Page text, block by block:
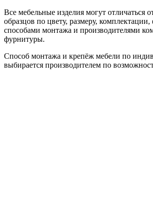
Все мебельные изделия могут отличаться
образцов по цвету, размеру,
способами монтажа и производителями
фурнитуры.
Способ монтажа и крепёж мебели по
выбирается производителем по